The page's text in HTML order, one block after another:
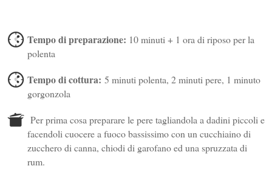
Tempo di preparazione: 10 minuti + 1 ora di riposo per la
polenta
Tempo di cottura: 5 minuti polenta, 2 minuti pere, 1 minuto
gorgonzola
Per prima cosa preparare le pere tagliandola a dadini piccoli e
facendoli cuocere a fuoco bassissimo con un cucchiaino di
zucchero di canna, chiodi di garofano ed una spruzzata di
rum.